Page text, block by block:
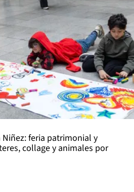
Niñez: feria patrimonial y
collage y animales por